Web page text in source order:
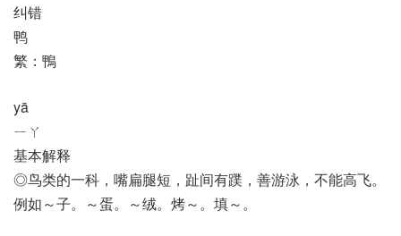
纠错
鸭
繁：鴨
yā
ㄧㄚ
基本解释
◎鸟类的一科，嘴扁腿短，趾间有蹼，善游泳，不能高飞。
例如～子。～蛋。～绒。烤～。填～。